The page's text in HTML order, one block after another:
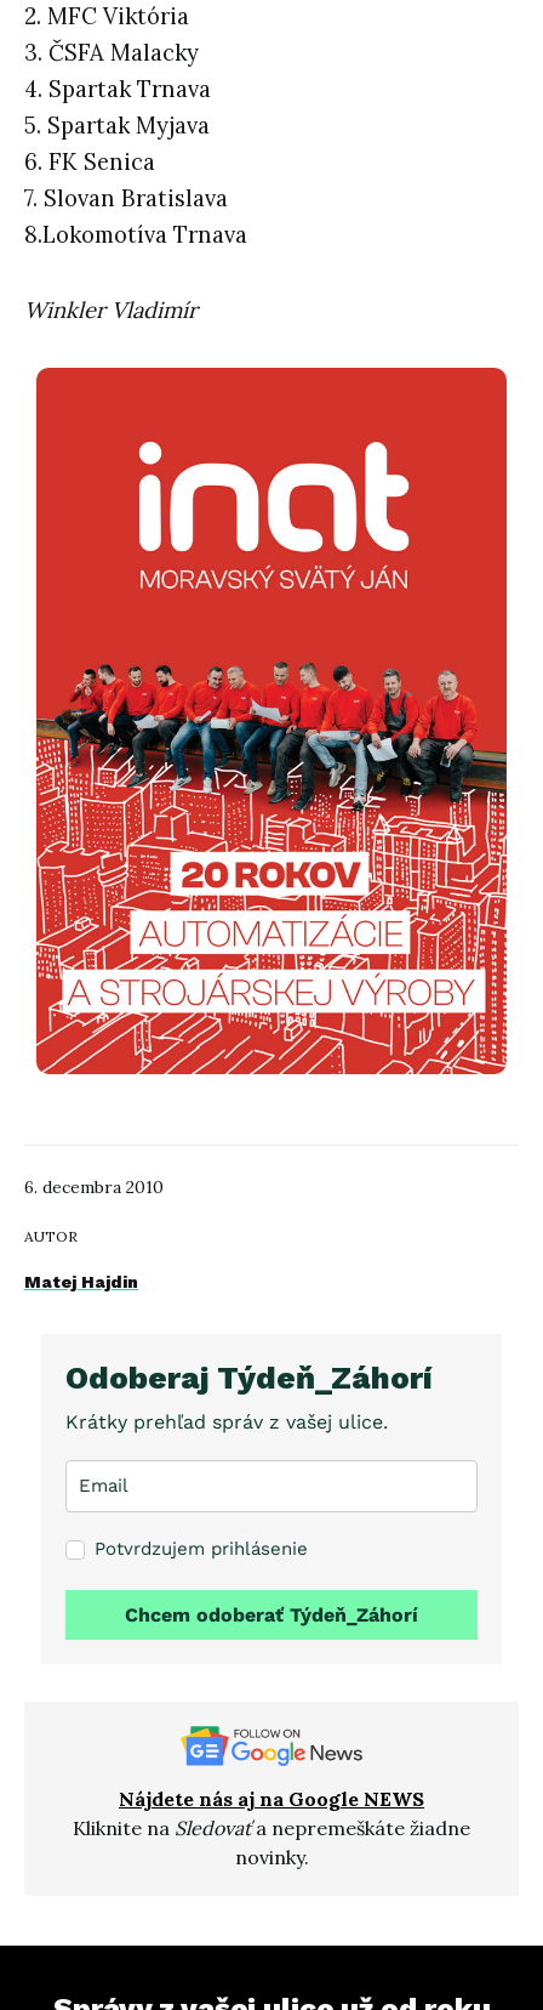
6. decembra 2010
AUTOR
Matej Hajdin
2. MFC Viktória
3. ČSFA Malacky
4. Spartak Trnava
5. Spartak Myjava
6. FK Senica
7. Slovan Bratislava
8.Lokomotíva Trnava
Winkler Vladimír
Odoberaj Týdeň_Záhorí
Krátky prehľad správ z vašej ulice.
Potvrdzujem prihlásenie
Chcem odoberať Týdeň_Záhorí
Nájdete nás aj na Google NEWS
Kliknite na Sledovaťa nepremeškáte žiadne
novinky.